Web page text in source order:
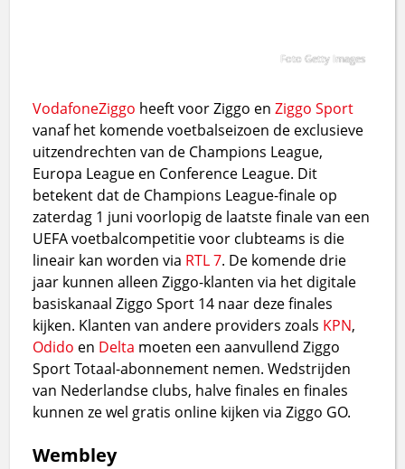
Foto Getty Images
VodafoneZiggo heeft voor Ziggo enZiggo Sport
vanaf het komende voetbalseizoen de exclusieve
uitzendrechten van de Champions League,
Europa League en Conference League. Dit
betekent dat de Champions League-finale op
zaterdag 1 juni voorlopig de laatste finale van een
UEFA voetbalcompetitie voor clubteams is die
lineair kan worden via RTL 7. De komende drie
jaar kunnen alleen Ziggo-klanten via het digitale
basiskanaal Ziggo Sport 14 naar deze finales
kijken. Klanten van andere providers zoals KPN,
Odido en Delta moeten een aanvullend Ziggo
Sport Totaal-abonnement nemen. Wedstrijden
van Nederlandse clubs, halve finales en finales
kunnen ze wel gratis online kijken via Ziggo GO.
Wembley